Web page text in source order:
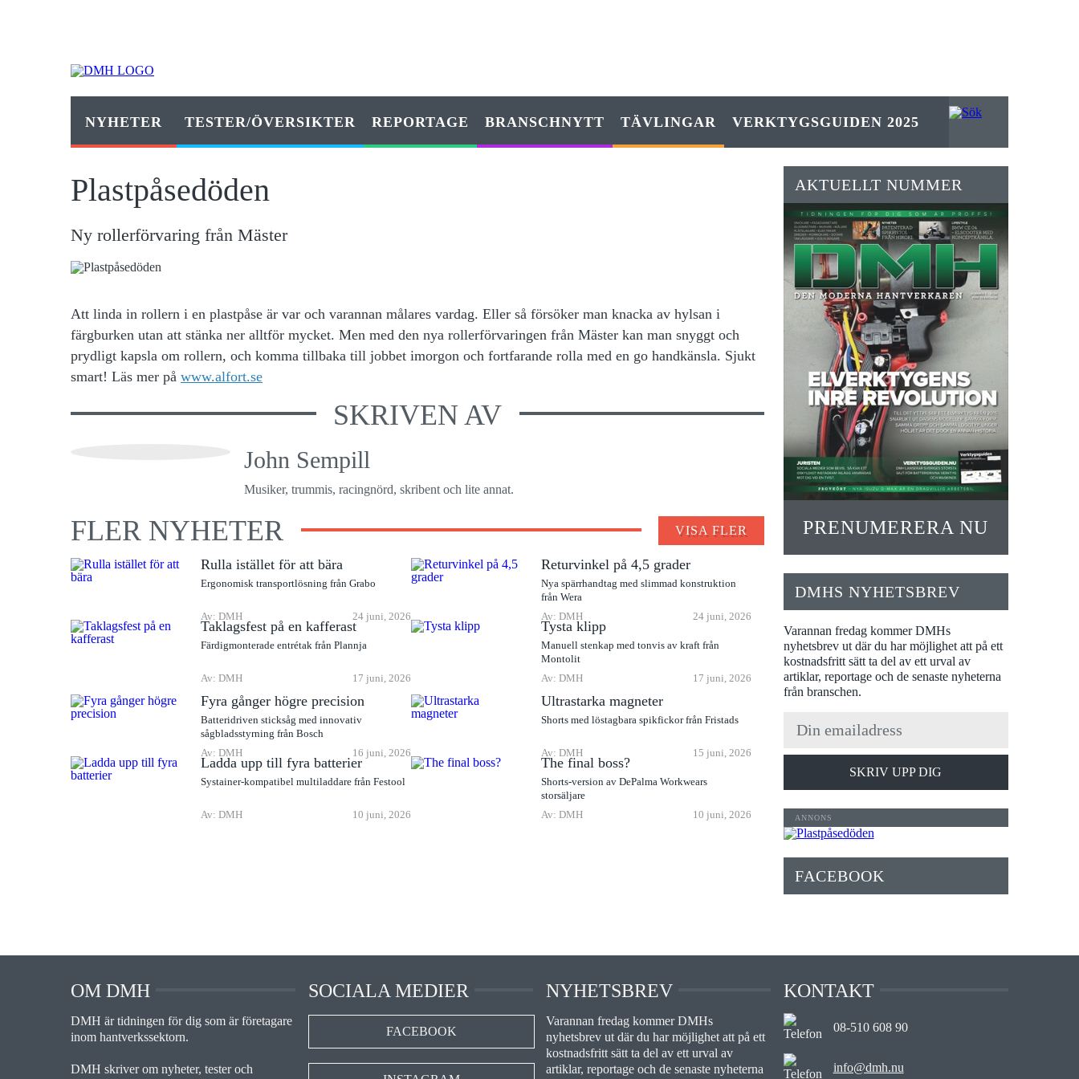
NYHETER TESTER/ÖVERSIKTER REPORTAGE BRANSCHNYTT TÄVLINGAR VERKTYGSGUIDEN 2025
Plastpåsedöden
Ny rollerförvaring från Mäster
Att linda in rollern i en plastpåse är var och varannan målares vardag. Eller så försöker man knacka av hylsan i
färgburken utan att stänka ner alltför mycket. Men med den nya rollerförvaringen från Mäster kan man snyggt och
prydligt kapsla om rollern, och komma tillbaka till jobbet imorgon och fortfarande rolla med en go handkänsla. Sjukt
smart! Läs mer på www.alfort.se
SKRIVEN AV
John Sempill
Musiker, trummis, racingnörd, skribent och lite annat.
FLER NYHETER VISA FLER
Rulla istället för att bära
Ergonomisk transportlösning från Grabo
Av: DMH 24 juni, 2026
Returvinkel på 4,5 grader
Nya spärrhandtag med slimmad konstruktion
från Wera
Av: DMH
24 juni, 2026
Taklagsfest på en kafferast
Färdigmonterade entrétak från Plannja
Av: DMH 17 juni, 2026
Tysta klipp
Manuell stenkap med tonvis av kraft från
Montolit
Av: DMH
17 juni, 2026
Fyra gånger högre precision
Batteridriven sticksåg med innovativ
sågbladsstyrning från Bosch
Av: DMH
16 juni, 2026
Ultrastarka magneter
Shorts med löstagbara spikfickor från Fristads
Av: DMH 15 juni, 2026
Ladda upp till fyra batterier
Systainer-kompatibel multiladdare från Festool
Av: DMH 10 juni, 2026
The final boss?
Shorts-version av DePalma Workwears
storsäljare
Av: DMH
10 juni, 2026
AKTUELLT NUMMER
PRENUMERERA NU
DMHS NYHETSBREV
Varannan fredag kommer DMHs
nyhetsbrev ut där du har möjlighet att på ett
kostnadsfritt sätt ta del av ett urval av
artiklar, reportage och de senaste nyheterna
från branschen.
SKRIV UPP DIG
FACEBOOK
OM DMH
DMH är tidningen för dig som är företagare
inom hantverkssektorn.
DMH skriver om nyheter, tester och
SOCIALA MEDIER
FACEBOOK
NYHETSBREV
Varannan fredag kommer DMHs
nyhetsbrev ut där du har möjlighet att på ett
kostnadsfritt sätt ta del av ett urval av
artiklar, reportage och de senaste nyheterna
KONTAKT
08-510 608 90
info@dmh.nu